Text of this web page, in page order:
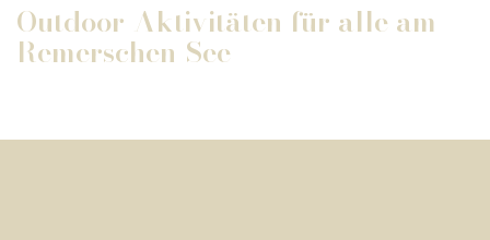
Outdoor-Aktivitäten für alle am
Remerschen-See